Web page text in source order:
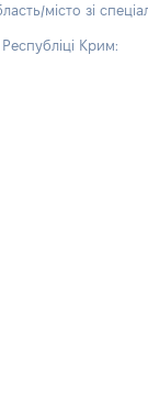
місто зі
Крим: